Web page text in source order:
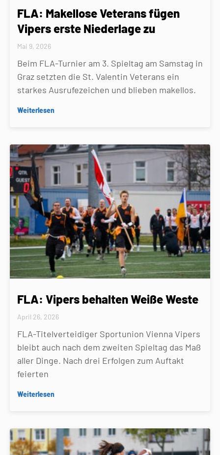
FLA: Makellose Veterans fügen
Vipers erste Niederlage zu
Mai 9, 2026
Beim FLA-Turnier am 3. Spieltag am Samstag in
Graz setzten die St. Valentin Veterans ein
starkes Ausrufezeichen und blieben makellos.
Weiterlesen
FLA: Vipers behalten Weiße Weste
April 26, 2026
FLA-Titelverteidiger Sportunion Vienna Vipers
bleibt auch nach dem zweiten Spieltag das Maß
aller Dinge. Nach drei Erfolgen zum Auftakt
feierten
Weiterlesen